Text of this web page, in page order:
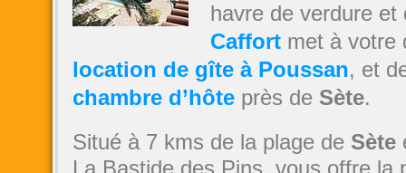
havre de verdure et
Caffortmet à votre
location de gîte à Poussan, et
chambre d’hôteprès de Sète.
Situé à 7 kms de la plage de Sète
La Bastide des Pins, vous offre la